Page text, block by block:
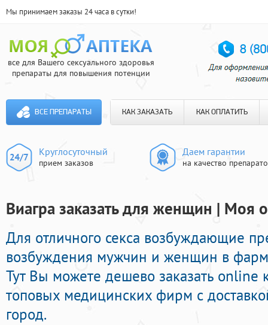
Мы принимаем заказы 24 часа в сутки!
все для Вашего сексуального здоровья
препараты для повышения потенции
ВСЕ ПРЕПАРАТЫ КАК ЗАКАЗАТЬ КАК ОПЛАТИТЬ
Круглосуточный
прием заказов
Даем гарантии
на качество
Виагра заказать для женщин | Моя
Для отличного секса возбуждающие
возбуждения мужчин и женщин в
Тут Вы можете дешево заказать online
топовых медицинских фирм с
город.